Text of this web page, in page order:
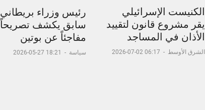
الكنيست الإسرائيلي
يقر مشروع قانون لتقييد
الأذان في المساجد
الشرق الأوسط -
06:17 02-07-2026
رئيس وزراء بريطاني
سابق يكشف تصريحاً
مفاجئاً عن بوتين
سياسة -
18:21 27-05-2026